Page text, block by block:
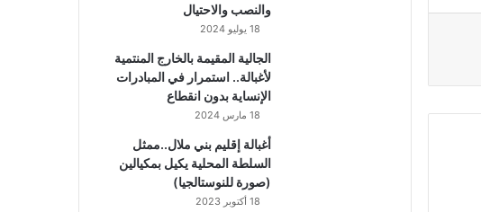
والنصب والاحتيال
18 يوليو 2024
الجالية المقيمة بالخارج المنتمية
لأغبالة.. استمرار في المبادرات
الإنساية بدون انقطاع
18 مارس 2024
أغبالة إقليم بني ملال..ممثل
السلطة المحلية يكيل بمكيالين
(صورة للنوستالجيا)
18 أكتوبر 2023